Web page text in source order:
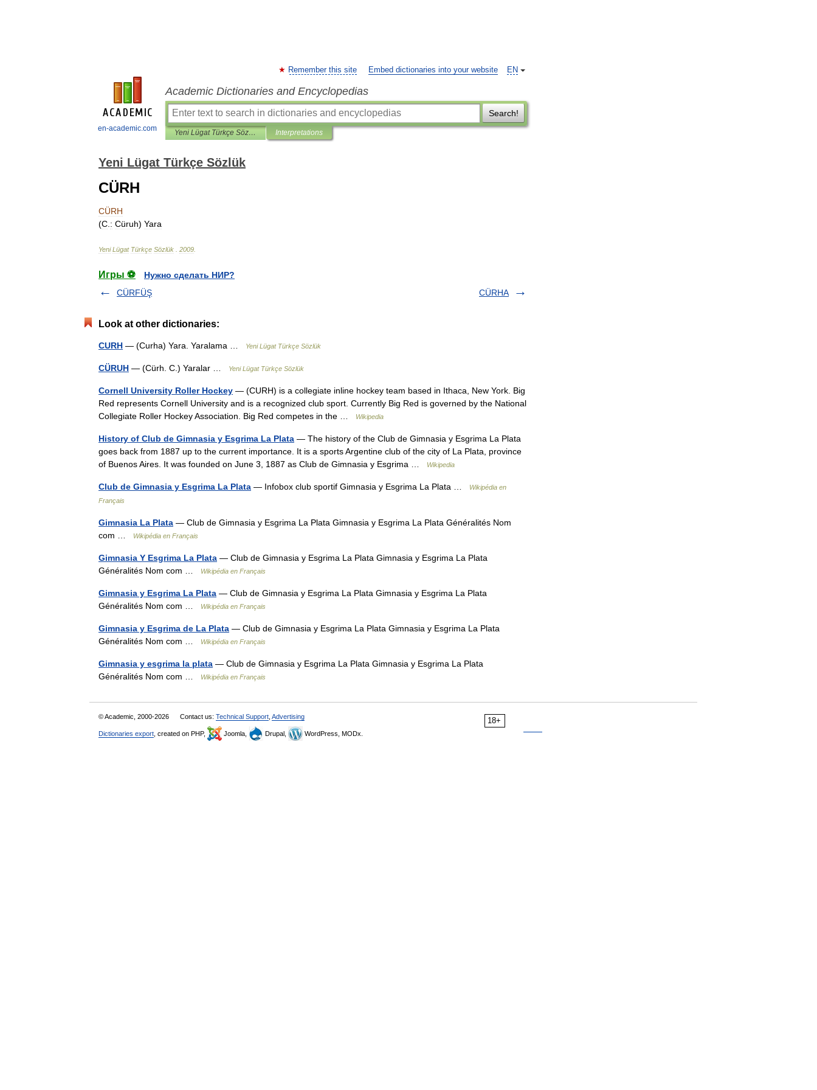
en-academic.com
EN
Remember this site Embed dictionaries into your website
Academic Dictionaries and Encyclopedias
Search!
Yeni Lügat Türkçe Sözlük Interpretations
Yeni Lügat Türkçe Sözlük
CÜRH
CÜRH
(C : Cüruh) Yara
Yeni Lügat Türkçe Sözlük 2009
Игры ⚽
Нужно сделать НИР?
CÜRFÜŞ
CÜRHA
Look at other dictionaries:
CURH — (Curha) Yara. Yaralama … Yeni Lügat Türkçe Sözlük
CÜRUH — (Cürh. C.) Yaralar … Yeni Lügat Türkçe Sözlük
Cornell University Roller Hockey — (CURH) is a collegiate inline hockey team based in Ithaca, New York. Big
Red represents Cornell University and is a recognized club sport. Currently Big Red is governed by the National
Collegiate Roller Hockey Association. Big Red competes in the …
Wikipedia
History of Club de Gimnasia y Esgrima La Plata — The history of the Club de Gimnasia y Esgrima La Plata
goes back from 1887 up to the current importance. It is a sports Argentine club of the city of La Plata, province
of Buenos Aires. It was founded on June 3, 1887 as Club de Gimnasia y Esgrima …
Wikipedia
Club de Gimnasia y Esgrima La Plata — Infobox club sportif Gimnasia y Esgrima La Plata …
Wikipédia en
Français
Gimnasia La Plata — Club de Gimnasia y Esgrima La Plata Gimnasia y Esgrima La Plata Généralités Nom
com …
Wikipédia en Français
Gimnasia Y Esgrima La Plata — Club de Gimnasia y Esgrima La Plata Gimnasia y Esgrima La Plata
Généralités Nom com …
Wikipédia en Français
Gimnasia y Esgrima La Plata — Club de Gimnasia y Esgrima La Plata Gimnasia y Esgrima La Plata
Généralités Nom com …
Wikipédia en Français
Gimnasia y Esgrima de La Plata — Club de Gimnasia y Esgrima La Plata Gimnasia y Esgrima La Plata
Généralités Nom com …
Wikipédia en Français
Gimnasia y esgrima la plata — Club de Gimnasia y Esgrima La Plata Gimnasia y Esgrima La Plata
Généralités Nom com …
Wikipédia en Français
18+
© Academic, 2000-2026 Contact us: Technical Support Advertising
Dictionaries export , created on PHP, Joomla, Drupal, WordPress, MODx.